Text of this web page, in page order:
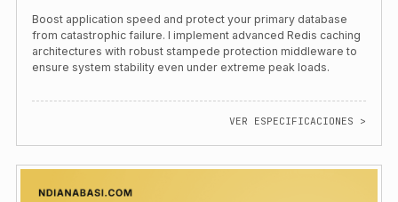
Boost application speed and protect your primary database
from catastrophic failure. I implement advanced Redis caching
architectures with robust stampede protection middleware to
ensure system stability even under extreme peak loads.
VER ESPECIFICACIONES >